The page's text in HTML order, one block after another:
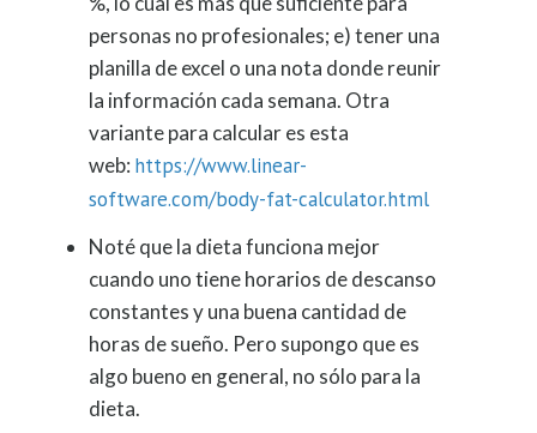
personas no profesionales; e) tener una
planilla de excel o una nota donde reunir
la información cada semana. Otra
variante para calcular es esta
web: https://www.linear-
software.com/body-fat-calculator.html
Noté que la dieta funciona mejor
cuando uno tiene horarios de descanso
constantes y una buena cantidad de
horas de sueño. Pero supongo que es
algo bueno en general, no sólo para la
dieta.